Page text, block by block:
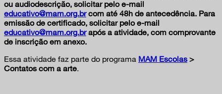
ou audiodescrição, solicitar pelo e-mail
educativo@mam.org.brcom até 48h de antecedência. Para
emissão de certificado, solicitar pelo e-mail
educativo@mam.org.brapós a atividade, com comprovante
de inscrição em anexo.
Essa atividade faz parte do programa MAM Escolas>
Contatos com a arte